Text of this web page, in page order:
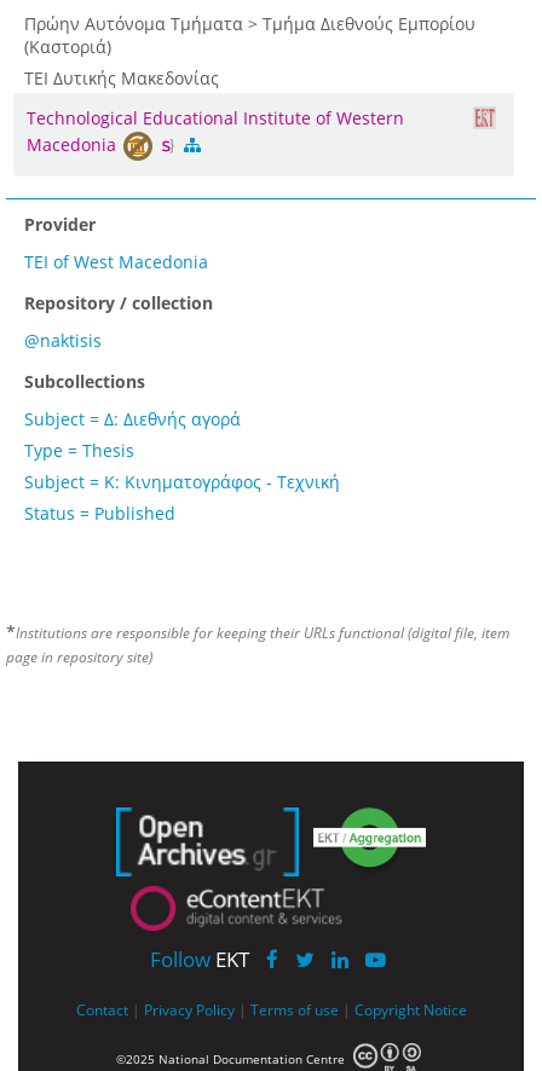
Πρώην Αυτόνομα Τμήματα > Τμήμα Διεθνούς Εμπορίου
(Καστοριά)
ΤΕΙ Δυτικής Μακεδονίας
Technological Educational Institute of Western
Macedonia
Provider
TEI of West Macedonia
Repository / collection
@naktisis
Subcollections
Subject = Δ: Διεθνής αγορά
Type = Thesis
Subject = Κ: Κινηματογράφος - Τεχνική
Status = Published
*Institutions are responsible for keeping their URLs functional (digital file, item
page in repository site)
Follow EKT
Contact | Privacy Policy | Terms of use | Copyright Notice
©2025 National Documentation Centre